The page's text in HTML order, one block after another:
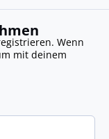
Wenn
mit deinem